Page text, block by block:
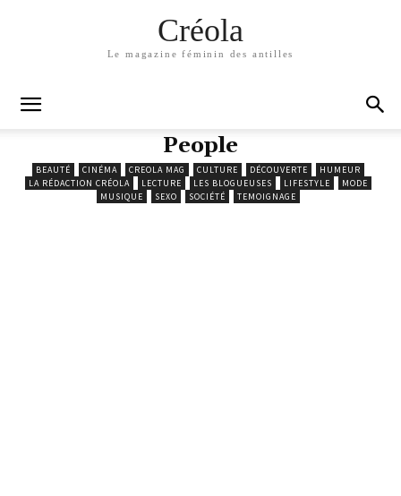
Créola
Le magazine féminin des antilles
People
BEAUTÉ CINÉMA CREOLA MAG CULTURE DÉCOUVERTE
HUMEUR
LA RÉDACTION CRÉOLA
LECTURE LES BLOGUEUSES LIFESTYLE
MODE
MUSIQUE
SEXO SOCIÉTÉ TEMOIGNAGE